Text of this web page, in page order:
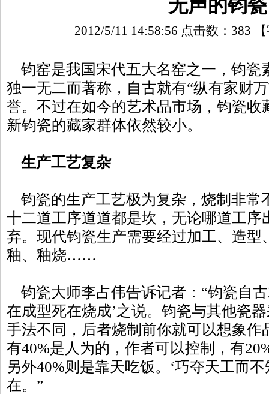
无声的钧瓷
2012/5/11 14:58:56 点击数： 383
钧窑是我国宋代五大名窑之一，钧瓷
独一无二而著称，自古就有“纵有家财
誉。不过在如今的艺术品市场，钧瓷收
新钧瓷的藏家群体依然较小。
生产工艺复杂
钧瓷的生产工艺极为复杂，烧制非常
十二道工序道道都是坎，无论哪道工序
弃。现代钧瓷生产需要经过加工、造型
釉、釉烧……
钧瓷大师李占伟告诉记者：“钧瓷自古
在成型死在烧成’之说。钧瓷与其他瓷
手法不同，后者烧制前你就可以想象作
有40%是人为的，作者可以控制，有
另外40%则是靠天吃饭。‘巧夺天工而
在。”